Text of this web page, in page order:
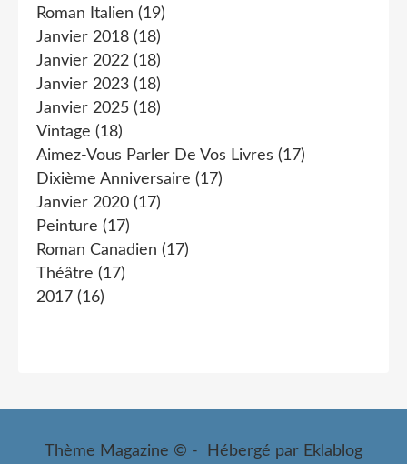
Roman Italien (19)
Janvier 2018 (18)
Janvier 2022 (18)
Janvier 2023 (18)
Janvier 2025 (18)
Vintage (18)
Aimez-Vous Parler De Vos Livres (17)
Dixième Anniversaire (17)
Janvier 2020 (17)
Peinture (17)
Roman Canadien (17)
Théâtre (17)
2017 (16)
Thème Magazine © - Hébergé par Eklablog